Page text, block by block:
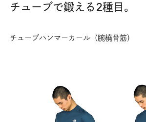
チューブで鍛える2種目。
チューブハンマーカール（腕橈骨筋）